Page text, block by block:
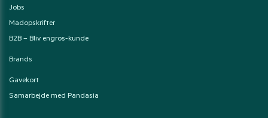
Jobs
Madopskrifter
B2B – Bliv engros-kunde
Brands
Gavekort
Samarbejde med Pandasia